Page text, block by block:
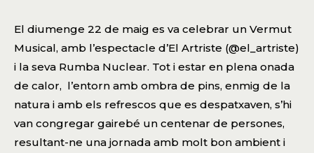
El diumenge 22 de maig es va celebrar un Vermut
Musical, amb l’espectacle d’El Artriste (@el_artriste)
i la seva Rumba Nuclear. Tot i estar en plena onada
de calor, l’entorn amb ombra de pins, enmig de la
natura i amb els refrescos que es despatxaven, s’hi
van congregar gairebé un centenar de persones,
resultant-ne una jornada amb molt bon ambient i